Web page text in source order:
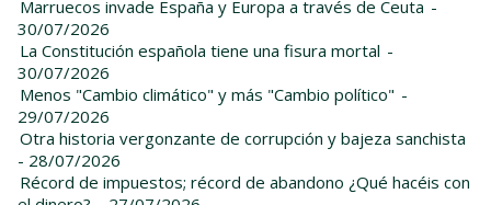
Marruecos invade España y Europa a través de Ceuta -
30/07/2026
La Constitución española tiene una fisura mortal -
30/07/2026
Menos "Cambio climático" y más "Cambio político" -
29/07/2026
Otra historia vergonzante de corrupción y bajeza sanchista
- 28/07/2026
Récord de impuestos; récord de abandono ¿Qué hacéis con